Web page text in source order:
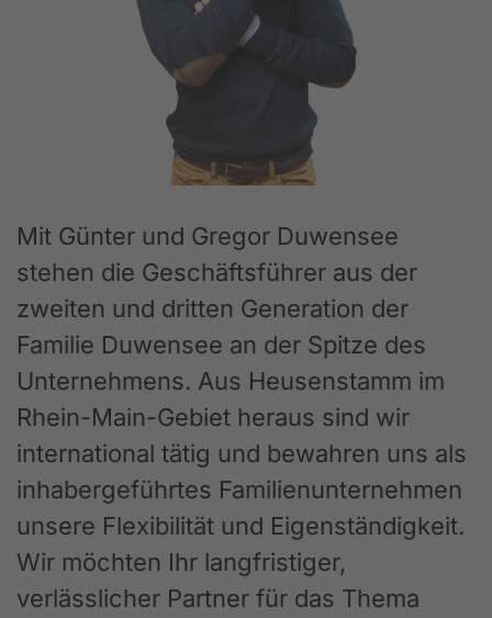
Mit Günter und Gregor Duwensee
stehen die Geschäftsführer aus der
zweiten und dritten Generation der
Familie Duwensee an der Spitze des
Unternehmens. Aus Heusenstamm im
Rhein-Main-Gebiet heraus sind wir
international tätig und bewahren uns als
inhabergeführtes Familienunternehmen
unsere Flexibilität und Eigenständigkeit.
Wir möchten Ihr langfristiger,
verlässlicher Partner für das Thema